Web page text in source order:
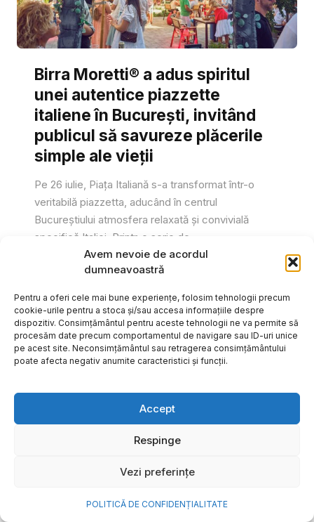
Avem nevoie de acordul
dumneavoastră
Pentru a oferi cele mai bune experiențe, folosim tehnologii precum
cookie-urile pentru a stoca și/sau accesa informațiile despre
dispozitiv. Consimțământul pentru aceste tehnologii ne va permite să
procesăm date precum comportamentul de navigare sau ID-uri unice
pe acest site. Neconsimțământul sau retragerea consimțământului
poate afecta negativ anumite caracteristici și funcții.
Accept
Respinge
Vezi preferințe
POLITICĂ DE CONFIDENȚIALITATE
Birra Moretti® a adus spiritul
unei autentice piazzette
italiene în București, invitând
publicul să savureze plăcerile
simple ale vieții
Pe 26 iulie, Piața Italiană s-a transformat într-o
veritabilă piazzetta, aducând în centrul
Bucureștiului atmosfera relaxată și convivială
specifică Italiei. Printr-o serie de...
Gabriel Barliga
frumoase amintiri ale verii într-